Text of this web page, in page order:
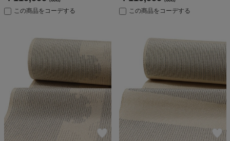
この商品をコーデする この商品をコーデする